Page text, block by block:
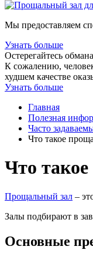
Мы предоставляем
Узнать больше
Остерегайтесь
К сожалению,
худшем качестве
Узнать больше
Главная
Полезная
Часто
Что такое
Что
Прощальный зал –
Залы подбирают в
Основные